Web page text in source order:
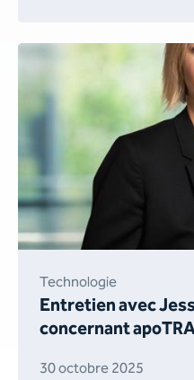
Entretien avec
concernant
Technologie
30 octobre 2025